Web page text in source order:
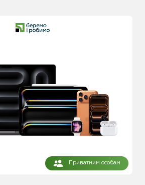
Приватним особам